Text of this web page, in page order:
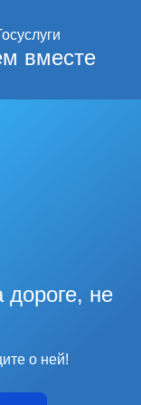
вместе
не
о ней!